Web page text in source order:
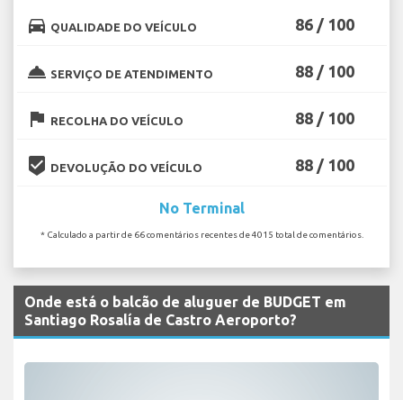
directions_car QUALIDADE DO VEÍCULO 86 / 100
room_service SERVIÇO DE ATENDIMENTO 88 / 100
flag RECOLHA DO VEÍCULO 88 / 100
beenhere DEVOLUÇÃO DO VEÍCULO 88 / 100
No Terminal
* Calculado a partir de 66 comentários recentes de 4015 total de comentários.
Onde está o balcão de aluguer de BUDGET em
Santiago Rosalía de Castro Aeroporto?